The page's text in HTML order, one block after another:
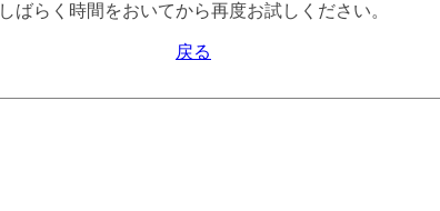
しばらく時間をおいてから再度お試しください。
戻る